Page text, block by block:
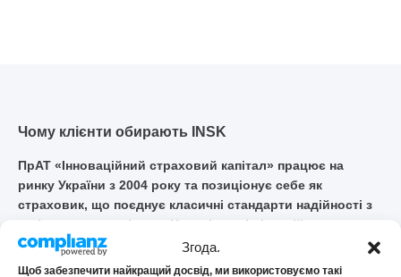
Згода.
Щоб забезпечити найкращий досвід, ми використовуємо такі
Чому клієнти обирають INSK
ПрАТ «Інноваційний страховий капітал» працює на
ринку України з 2004 року та позиціонує себе як
страховик, що поєднує класичні стандарти надійності з
цифровими сервісами. Наявні чинні ліцензій
Національного банку України та пропонуються прозорі
умови і швидке онлайн-обслуговування.